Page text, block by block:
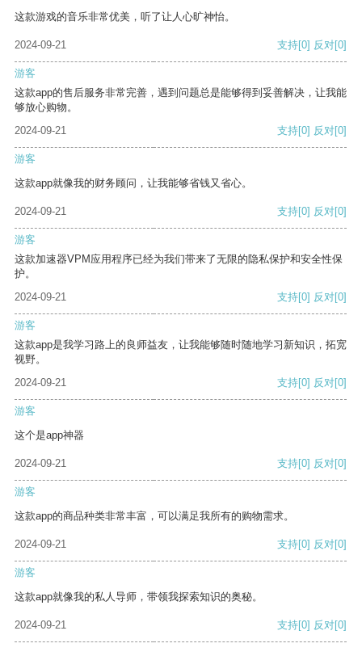
这款游戏的音乐非常优美，听了让人心旷神怡。
2024-09-21 支持[0] 反对[0]
游客
这款app的售后服务非常完善，遇到问题总是能够得到妥善解决，让我能
够放心购物。
2024-09-21
支持[0] 反对[0]
游客
这款app就像我的财务顾问，让我能够省钱又省心。
2024-09-21 支持[0] 反对[0]
游客
这款加速器VPM应用程序已经为我们带来了无限的隐私保护和安全性保
护。
2024-09-21
支持[0] 反对[0]
游客
这款app是我学习路上的良师益友，让我能够随时随地学习新知识，拓宽
视野。
2024-09-21
支持[0] 反对[0]
游客
这个是app神器
2024-09-21 支持[0] 反对[0]
游客
这款app的商品种类非常丰富，可以满足我所有的购物需求。
2024-09-21 支持[0] 反对[0]
游客
这款app就像我的私人导师，带领我探索知识的奥秘。
2024-09-21 支持[0] 反对[0]